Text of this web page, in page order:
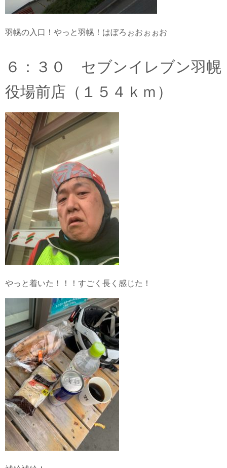
羽幌の入口！やっと羽幌！はぼろぉおぉぉお
６：３０ セブンイレブン羽幌
役場前店（１５４ｋｍ）
やっと着いた！！！すごく長く感じた！